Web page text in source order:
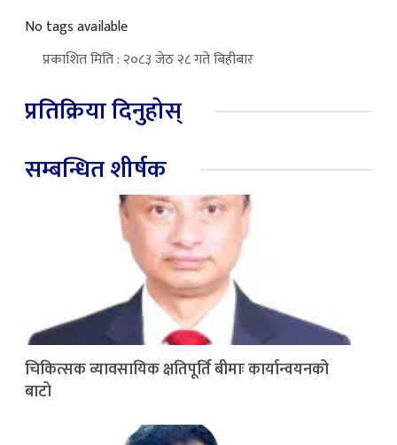
No tags available
प्रकाशित मिति : २०८३ जेठ २८ गते बिहीबार
प्रतिक्रिया दिनुहोस्
सम्बन्धित शीर्षक
चिकित्सक व्यावसायिक क्षतिपूर्ति बीमाः कार्यान्वयनको
बाटो